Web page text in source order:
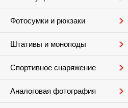
Фотосумки и рюкзаки
Штативы и моноподы
Спортивное снаряжение
Аналоговая фотография